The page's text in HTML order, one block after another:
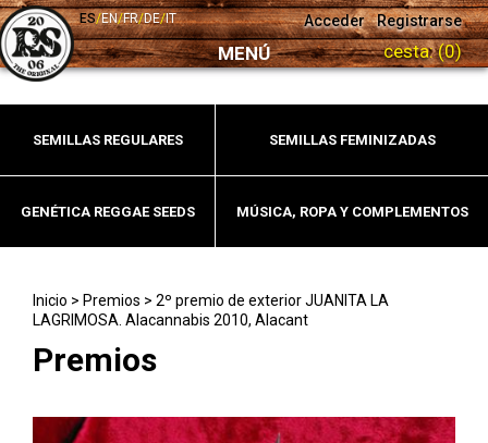
ES/EN/FR/DE/IT Acceder Registrarse
cesta:(0)
MENÚ
SEMILLAS REGULARES SEMILLAS FEMINIZADAS
GENÉTICA REGGAE SEEDS MÚSICA, ROPA Y COMPLEMENTOS
Inicio > Premios > 2º premio de exterior JUANITA LA
LAGRIMOSA. Alacannabis 2010, Alacant
Premios